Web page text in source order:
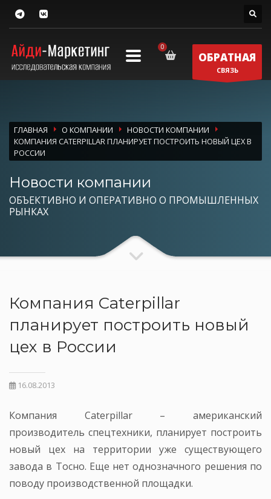
ОБРАТНАЯ
СВЯЗЬ
ГЛАВНАЯ О КОМПАНИИ
НОВОСТИ КОМПАНИИ
КОМПАНИЯ CATERPILLAR ПЛАНИРУЕТ ПОСТРОИТЬ НОВЫЙ ЦЕХ В
РОССИИ
Новости компании
ОБЪЕКТИВНО И ОПЕРАТИВНО О ПРОМЫШЛЕННЫХ
РЫНКАХ
Компания Caterpillar
планирует построить новый
цех в России
16.08.2013
Компания Caterpillar – американский
производитель спецтехники, планирует построить
новый цех на территории уже существующего
завода в Тосно. Еще нет однозначного решения по
поводу производственной площадки.